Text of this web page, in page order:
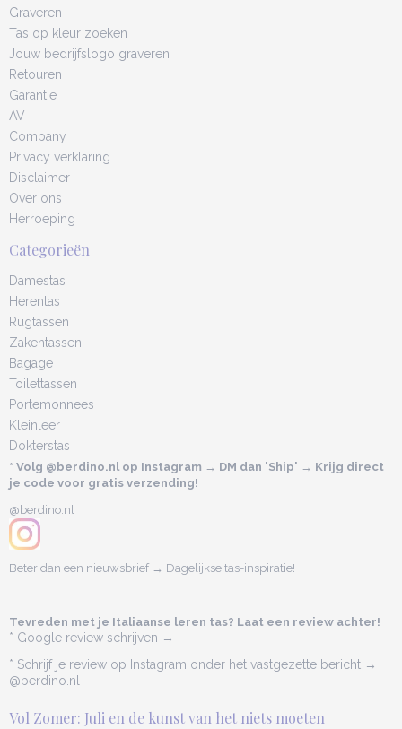
Graveren
Tas op kleur zoeken
Jouw bedrijfslogo graveren
Retouren
Garantie
AV
Company
Privacy verklaring
Disclaimer
Over ons
Herroeping
Categorieën
Damestas
Herentas
Rugtassen
Zakentassen
Bagage
Toilettassen
Portemonnees
Kleinleer
Dokterstas
* Volg @berdino.nl op Instagram → DM dan 'Ship' → Krijg direct
je code voor gratis verzending!
@berdino.nl
Beter dan een nieuwsbrief → Dagelijkse tas-inspiratie!
Tevreden met je Italiaanse leren tas? Laat een review achter!
* Google review schrijven →
* Schrijf je review op Instagram onder het vastgezette bericht →
@berdino.nl
Vol Zomer: Juli en de kunst van het niets moeten